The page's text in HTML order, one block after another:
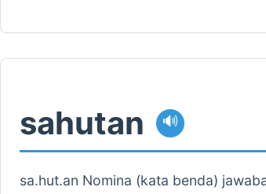
sahutan 🔊
sa.hut.an Nomina (kata benda)